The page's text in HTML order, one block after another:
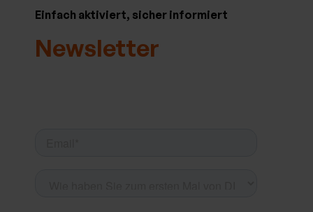
Einfach aktiviert, sicher informiert
Newsletter